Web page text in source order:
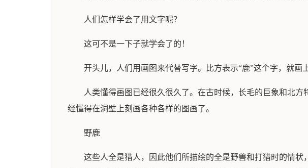
人们怎样学会了用文字呢？
这可不是一下子就学会了的！
开头儿，人们用画图来代替写字。比方表示“鹿”这个字，就画
人类懂得画图已经很久很久了。在古时候，长毛的巨象和北
经懂得在洞壁上刻画各种各样的图画了。
野鹿
这些人全是猎人，因此他们所描绘的全是野兽和打猎时的情